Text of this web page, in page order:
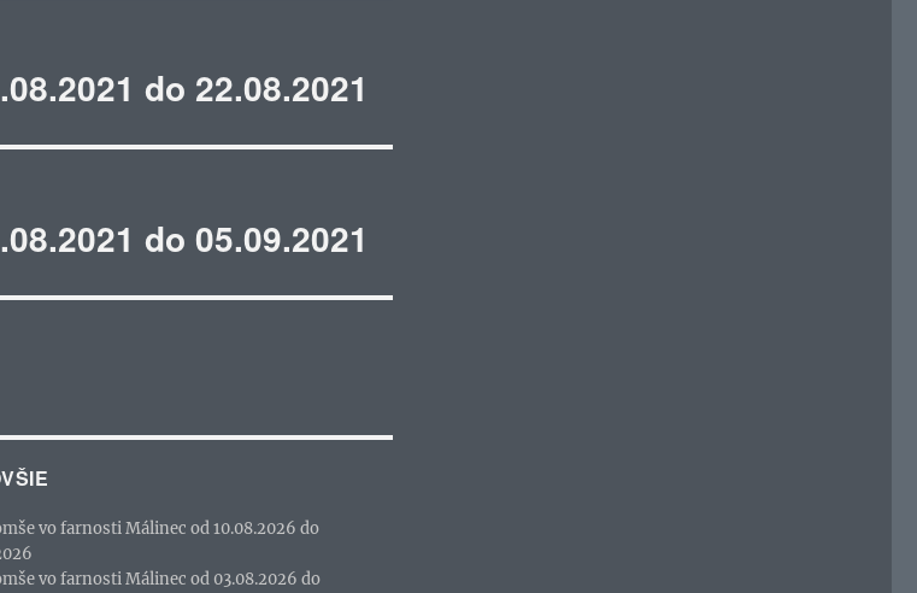
do 22.08.2021
do 05.09.2021
vo farnosti Málinec od 10.08.2026 do
vo farnosti Málinec od 03.08.2026 do